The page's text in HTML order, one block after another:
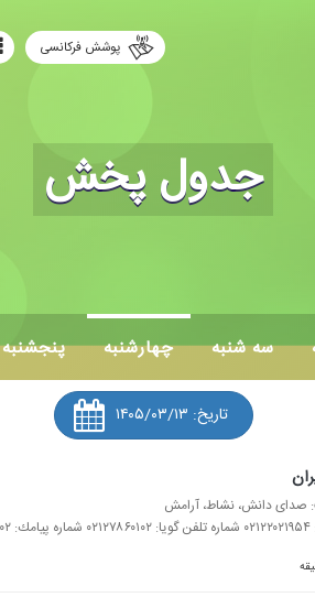
پوشش فرکانسی
جدول پخش
سه شنبه چهارشنبه پنجشنبه
تاریخ: ۱۴۰۵/۰۳/۱۳
صدای دانش، نشاط، آرامش